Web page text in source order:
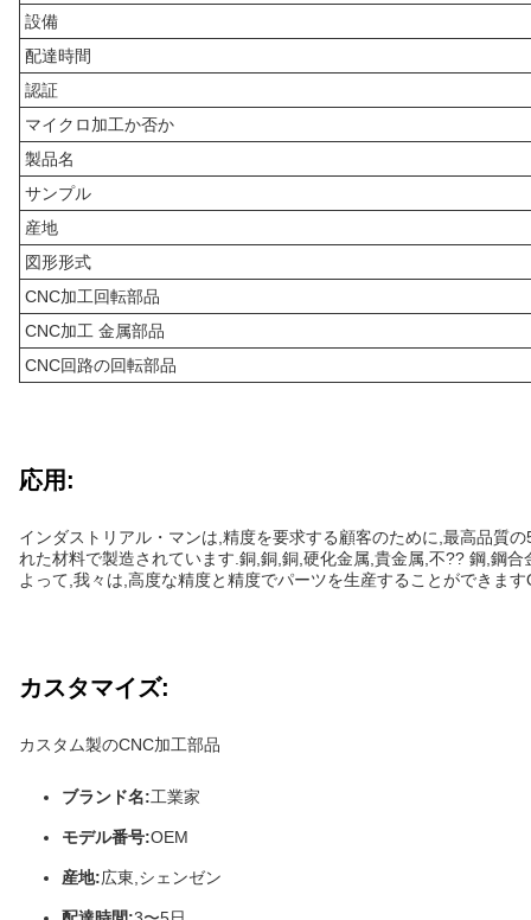
設備
配達時間
認証
マイクロ加工か否か
製品名
サンプル
産地
図形形式
CNC加工回転部品
CNC加工 金属部品
CNC回路の回転部品
応用:
インダストリアル・マンは,精度を要求する顧客のために,最高品質
れた材料で製造されています.銅,銅,銅,硬化金属,貴金属,不?? 鋼,鋼
よって,我々は,高度な精度と精度でパーツを生産することができま
カスタマイズ:
カスタム製のCNC加工部品
ブランド名:工業家
モデル番号:OEM
産地:広東,シェンゼン